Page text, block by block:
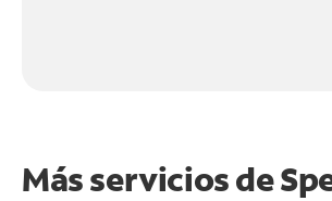
Más servicios de